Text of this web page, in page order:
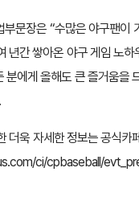
문장은 “수많은 야구팬이
년간 쌓아온 야구 게임 노하
분에게 올해도 큰 즐거움을
더욱 자세한 정보는 공식카
ci/cpbaseball/